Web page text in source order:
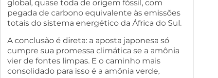
global, quase toda de origem fóssil, com
pegada de carbono equivalente às emissões
totais do sistema energético da África do Sul.
A conclusão é direta: a aposta japonesa só
cumpre sua promessa climática se a amônia
vier de fontes limpas. E o caminho mais
consolidado para isso é a amônia verde,